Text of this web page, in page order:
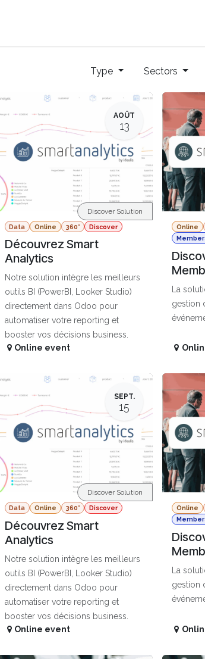
Type Sectors
AOÛT
13
Data Online 360° Discover
Découvrez Smart
Analytics
Notre solution intègre les meilleurs
outils BI (PowerBI, Looker Studio)
directement dans Odoo pour
automatiser votre reporting et
booster vos décisions business.
Discover Solution
Online event
Online
La
gestion
SEPT.
15
Data Online 360° Discover
Découvrez Smart
Analytics
Notre solution intègre les meilleurs
outils BI (PowerBI, Looker Studio)
directement dans Odoo pour
automatiser votre reporting et
booster vos décisions business.
Discover Solution
Online event
Online
La
gestion